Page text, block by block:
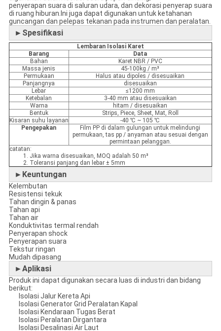
penyerapan suara di saluran udara, dan dekorasi penyerap suara
di ruang hiburan.Ini juga dapat digunakan untuk ketahanan
guncangan dan pelepas tekanan pada instrumen dan peralatan.
►Spesifikasi
Lembaran Isolasi Karet
Barang
Data
Bahan
Karet NBR / PVC
Massa jenis
45-100kg / m³
Permukaan
Halus atau dipoles / disesuaikan
Panjangnya
disesuaikan
Lebar
≤1200 mm
Ketebalan
3-40 mm atau disesuaikan
Warna
hitam / disesuaikan
Bentuk
Strips, Piece, Sheet, Mat, Roll
Kisaran suhu layanan
-40 ℃ ~ 105 ℃
Pengepakan
Film PP di dalam gulungan untuk melindungi
permukaan, tas pp / anyaman atau sesuai dengan
permintaan pelanggan.
catatan:
1. Jika warna disesuaikan, MOQ adalah 50 m³
2. Toleransi panjang dan lebar ± 5mm
►Keuntungan
Kelembutan
Resistensi tekuk
Tahan dingin & panas
Tahan api
Tahan air
Konduktivitas termal rendah
Penyerapan shock
Penyerapan suara
Tekstur ringan
Mudah dipasang
►Aplikasi
Produk ini dapat digunakan secara luas di industri dan bidang
berikut:
Isolasi Jalur Kereta Api
Isolasi Generator Grid Peralatan Kapal
Isolasi Kendaraan Tugas Berat
Isolasi Peralatan Dirgantara
Isolasi Desalinasi Air Laut